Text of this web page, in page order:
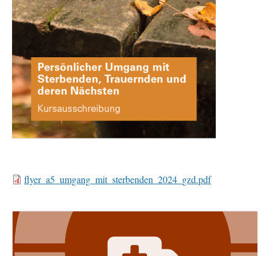
Document
flyer_a5_umgang_mit_sterbenden_2024_gzd.pdf
Image